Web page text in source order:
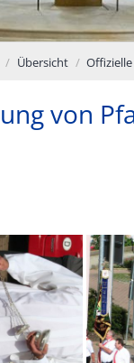
Übersicht
von